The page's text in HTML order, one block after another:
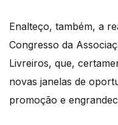
Enalteço, também, a
Congresso da
Livreiros, que,
novas janelas de
promoção e